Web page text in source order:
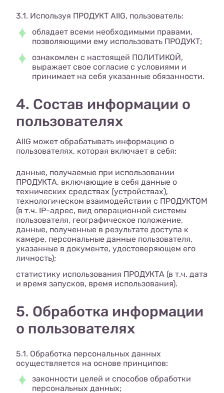
3.1. Используя ПРОДУКТ AIIG, пользователь:
обладает всеми необходимыми правами,
позволяющими ему использовать ПРОДУКТ;
ознакомлен с настоящей ПОЛИТИКОЙ,
выражает свое согласие с условиями и
принимает на себя указанные обязанности.
4. Состав информации о
пользователях
AIIG может обрабатывать информацию о
пользователях, которая включает в себя:
данные, получаемые при использовании
ПРОДУКТА, включающие в себя данные о
технических средствах (устройствах),
технологическом взаимодействии с ПРОДУКТОМ
(в т.ч. IP-адрес, вид операционной системы
пользователя, географическое положение,
данные, полученные в результате доступа к
камере, персональные данные пользователя,
указанные в документе, удостоверяющем его
личность);
статистику использования ПРОДУКТА (в т.ч. дата
и время запусков, время использования).
5. Обработка информации
о пользователях
5.1. Обработка персональных данных
осуществляется на основе принципов:
законности целей и способов обработки
персональных данных;